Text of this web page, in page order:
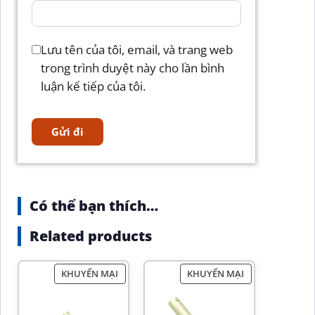
Lưu tên của tôi, email, và trang web
trong trình duyệt này cho lần bình
luận kế tiếp của tôi.
Có thể bạn thích…
Related products
KHUYẾN MẠI KHUYẾN MẠI